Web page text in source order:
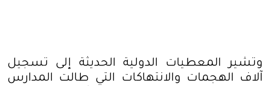
وتشير المعطيات الدولية الحديثة إلى تسجيل
آلاف الهجمات والانتهاكات التي طالت المدارس